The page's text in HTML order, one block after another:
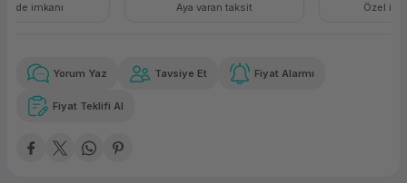
Özel indirim fırsatı
Yorum Yaz Tavsiye Et Fiyat Alarmı
Fiyat Teklifi Al